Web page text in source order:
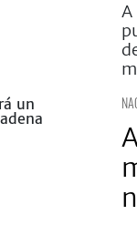
A